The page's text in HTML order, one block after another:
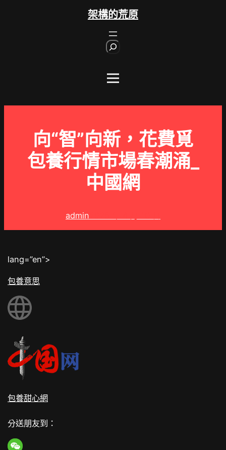
架構的荒原
向“智”向新，花費覓
包養行情市場春潮涌_
中國網
admin
lang=”en”>
包養意思
包養甜心網
分送朋友到：